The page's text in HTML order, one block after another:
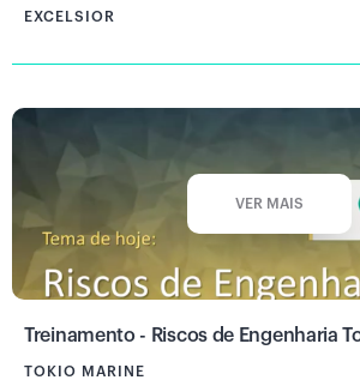
EXCELSIOR
VER MAIS
Treinamento - Riscos de Engenharia
TOKIO MARINE